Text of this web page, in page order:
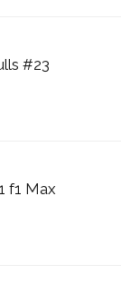
#23
f1 Max